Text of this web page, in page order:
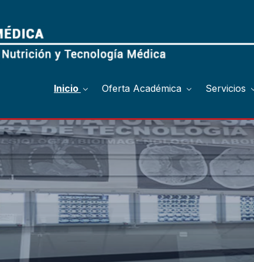
Inicio Oferta Académica Servicios